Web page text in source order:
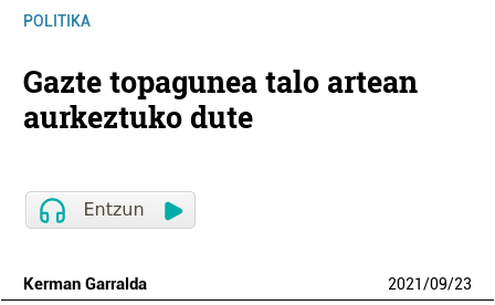
POLITIKA
Gazte topagunea talo artean
aurkeztuko dute
Kerman Garralda 2021/09/23